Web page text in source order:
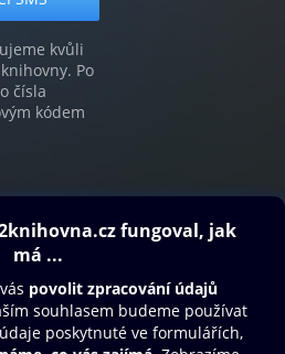
kvůli
Po
čísla
kódem